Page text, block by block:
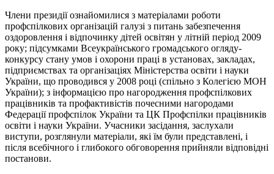
Члени президії ознайомилися з матеріалами роботи
профспілкових організацій галузі з питань забезпечення
оздоровлення і відпочинку дітей освітян у літній період 2009
року; підсумками Всеукраїнського громадського огляду-
конкурсу стану умов і охорони праці в установах, закладах,
підприємствах та організаціях Міністерства освіти і науки
України, що проводився у 2008 році (спільно з Колегією МОН
України); з інформацією про нагородження профспілкових
працівників та профактивістів почесними нагородами
Федерації профспілок України та ЦК Профспілки працівників
освіти і науки України. Учасники засідання, заслухали
виступи, розглянули матеріали, які їм були представлені, і
після всебічного і глибокого обговорення прийняли відповідні
постанови.